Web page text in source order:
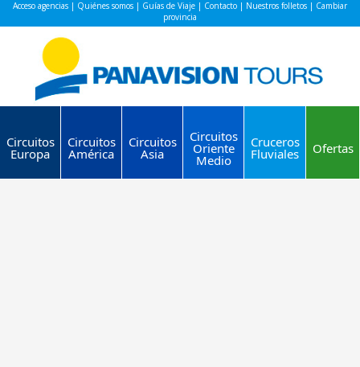
Acceso agencias | Quiénes somos | Guías de Viaje | Contacto | Nuestros folletos | Cambiar
provincia
Circuitos
Europa
Circuitos
América
Circuitos
Asia
Circuitos
Oriente
Medio
Cruceros
Fluviales Ofertas